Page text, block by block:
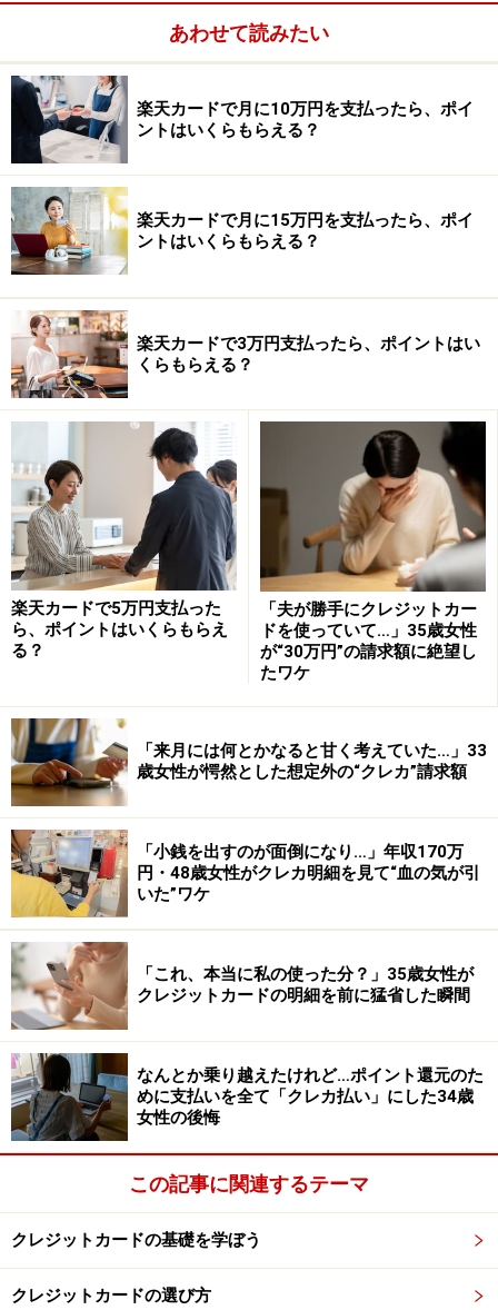
限ってとか、海外での利用と国内でのリボ払いに限って
適用するというところもあります。以前に比べると、こ
の保険も条件が厳しくなっているといえます。
これらの保険を適用してもらうには、事が起きてから一
定期日以内にカード会社に連絡して申請書をださなけれ
ばなりません。その際も必ず必要といわれる書類があり
ますから、事前にカード会社に問い合わせておくのがよ
いでしょう。
申し立てした前後60日間の不正利用は補償
してくれるカード盗難保険
最後に忘れてならないのはもっとも基本的な盗難保険で
す。カードを盗まれたり、落としたりして不正に使われ
た時に損害額の申し立てから遡って60日間は被害を弁償
してくれます。年会費無料の一部のカードを除いてほと
んどのカードはこの保険に入っていますから、もしもの
時は活用してください。
※記事内容は執筆時点のものです。最新の内容をご確認くださ
い。
本記事の内容は一般的な情報提供を目的としており、特定の金融
商品や投資行動を推奨するものではありません。
行ってください。
などについて当社は一切の責任を負いません。
最新の情報や詳細については、必ず各金融機関やサービス提供者
の公式情報をご確認ください。
あわせて読みたい
楽天カードで月に10万円を支払ったら、ポイ
ントはいくらもらえる？
楽天カードで月に15万円を支払ったら、ポイ
ントはいくらもらえる？
楽天カードで3万円支払ったら、ポイントはい
くらもらえる？
楽天カードで5万円支払った
ら、ポイントはいくらもらえ
る？
「夫が勝手にクレジットカー
ドを使っていて…」35歳女性
が“30万円”の請求額に絶望し
たワケ
「来月には何とかなると甘く考えていた…」33
歳女性が愕然とした想定外の“クレカ”請求額
「小銭を出すのが面倒になり…」年収170万
円・48歳女性がクレカ明細を見て“血の気が引
いた”ワケ
「これ、本当に私の使った分？」35歳女性が
クレジットカードの明細を前に猛省した瞬間
なんとか乗り越えたけれど…ポイント還元のた
めに支払いを全て「クレカ払い」にした34歳
女性の後悔
この記事に関連するテーマ
クレジットカードの基礎を学ぼう
クレジットカードの選び方